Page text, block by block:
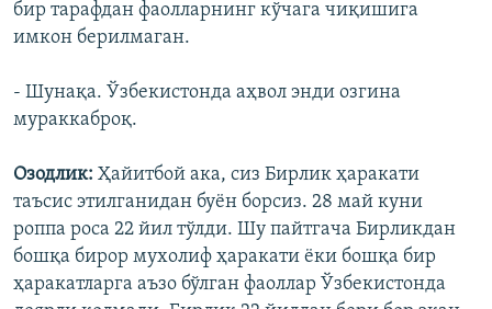
бир тарафдан фаолларнинг кўчага чиқишига
имкон берилмаган.
- Шунақа. Ўзбекистонда аҳвол энди озгина
мураккаброқ.
Озодлик: Ҳайитбой ака, сиз Бирлик ҳаракати
таъсис этилганидан буëн борсиз. 28 май куни
роппа роса 22 йил тўлди. Шу пайтгача Бирликдан
бошқа бирор мухолиф ҳаракати ëки бошқа бир
ҳаракатларга аъзо бўлган фаоллар Ўзбекистонда